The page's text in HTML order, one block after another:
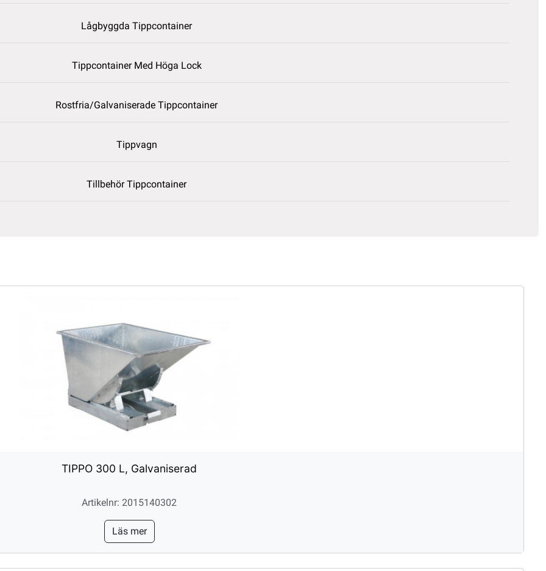
Lågbyggda Tippcontainer
Tippcontainer Med Höga Lock
Rostfria/Galvaniserade Tippcontainer
Tippvagn
Tillbehör Tippcontainer
TIPPO 300 L, Galvaniserad
Artikelnr: 2015140302
Läs mer